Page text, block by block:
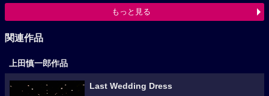
もっと見る
関連作品
上田慎一郎作品
Last Wedding Dress